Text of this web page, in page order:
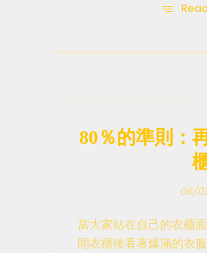
80％的準則：
06/
當大家站在自己的衣櫃
開衣櫃後看著爆滿的衣